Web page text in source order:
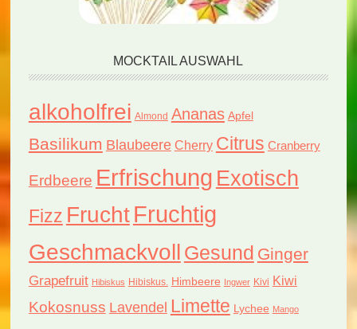
MOCKTAIL AUSWAHL
alkoholfrei Almond Ananas Apfel
Basilikum Blaubeere Cherry Citrus Cranberry
Erdbeere Erfrischung Exotisch
Fizz FruchtFruchtig
Geschmackvoll Gesund Ginger
Grapefruit Hibiskus Hibiskus. Himbeere Ingwer Kivi Kiwi
Kokosnuss Lavendel Limette Lychee Mango